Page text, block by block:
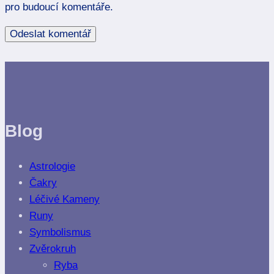
pro budoucí komentáře.
Blog
Astrologie
Čakry
Léčivé Kameny
Runy
Symbolismus
Zvěrokruh
Ryba